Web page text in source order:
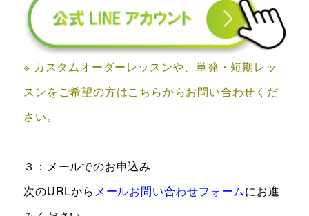
※ カスタムオーダーレッスンや、単発・短期レッ
スンをご希望の方はこちらからお問い合わせくだ
さい。
３：メールでのお申込み
次のURLから メールお問い合わせフォームにお進